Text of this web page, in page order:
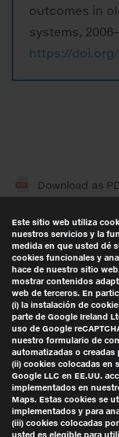
outcomes in
systems,
https://doi.org/
Download as
Facebook
X (anteriormente
Este sitio web utiliza
nuestros servicios y la
medida en que usted dé
cookies funcionales y
hace de nuestro sitio
mostrar contenidos
web de terceros. En
(i) la instalación de
parte de Google Ireland
uso de Google
nuestro formulario de
automatizadas o creadas
(ii) cookies colocadas en
Google LLC en EE.UU.
implementados en
Maps. Estas cookies se
implementados y para
(iii) cookies colocadas
usted es elegible para